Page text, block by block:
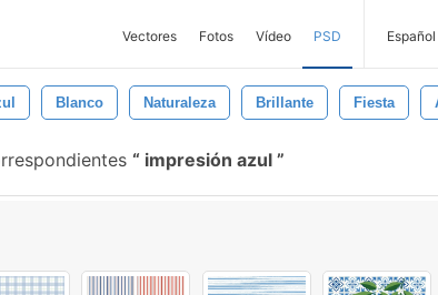
Vectores Fotos Vídeo PSD Español
Blanco Naturaleza Brillante Fiesta
impresión azul